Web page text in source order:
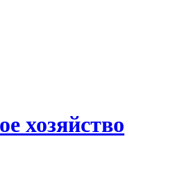
хозяйство